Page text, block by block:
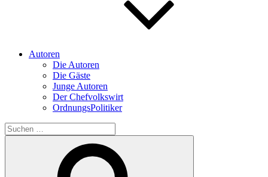
Autoren
Die Autoren
Die Gäste
Junge Autoren
Der Chefvolkswirt
OrdnungsPolitiker
Suchen
nach: